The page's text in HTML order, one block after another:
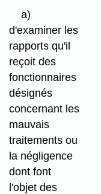
a)
d'examiner les
rapports qu'il
reçoit des
fonctionnaires
désignés
concernant les
mauvais
traitements ou
la négligence
dont font
l'objet des